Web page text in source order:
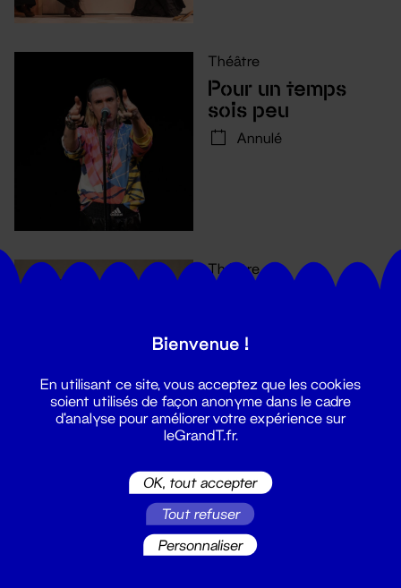
Théâtre
Pour un temps
sois peu
Annulé
Théâtre
Les Sables de
22 - 24 nov. 2024
Théâtre
Comment avouer
son amour quand
on ne sait pas le
Bienvenue !
En utilisant ce site, vous acceptez que les cookies
soient utilisés de façon anonyme dans le cadre
d'analyse pour améliorer votre expérience sur
leGrandT.fr.
OK, tout accepter
Tout refuser
Personnaliser